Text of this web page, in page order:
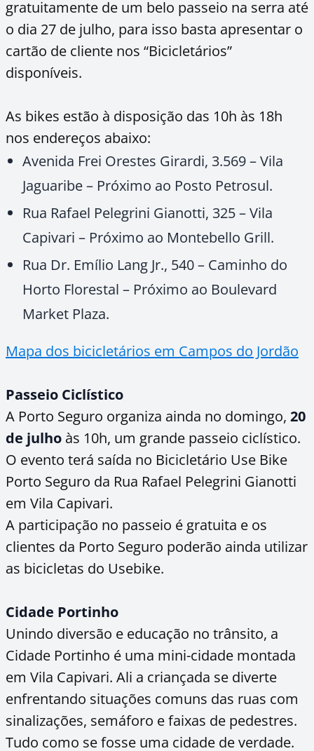
gratuitamente de um belo passeio na serra até
o dia 27 de julho, para isso basta apresentar o
cartão de cliente nos “Bicicletários”
disponíveis.
As bikes estão à disposição das 10h às 18h
nos endereços abaixo:
Avenida Frei Orestes Girardi, 3.569 – Vila
Jaguaribe – Próximo ao Posto Petrosul.
Rua Rafael Pelegrini Gianotti, 325 – Vila
Capivari – Próximo ao Montebello Grill.
Rua Dr. Emílio Lang Jr., 540 – Caminho do
Horto Florestal – Próximo ao Boulevard
Market Plaza.
Mapa dos bicicletários em Campos do Jordão
Passeio Ciclístico
A Porto Seguro organiza ainda no domingo, 20
de julho às 10h, um grande passeio ciclístico.
O evento terá saída no Bicicletário Use Bike
Porto Seguro da Rua Rafael Pelegrini Gianotti
em Vila Capivari.
A participação no passeio é gratuita e os
clientes da Porto Seguro poderão ainda utilizar
as bicicletas do Usebike.
Cidade Portinho
Unindo diversão e educação no trânsito, a
Cidade Portinho é uma mini-cidade montada
em Vila Capivari. Ali a criançada se diverte
enfrentando situações comuns das ruas com
sinalizações, semáforo e faixas de pedestres.
Tudo como se fosse uma cidade de verdade.